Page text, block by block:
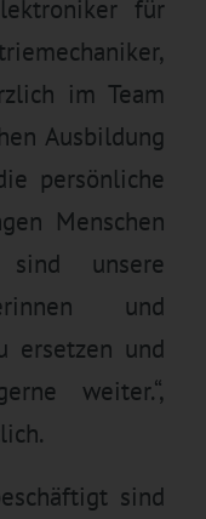
für
im Team
Ausbildung
persönliche
Menschen
unsere
und
ersetzen und
weiter.“,
sind